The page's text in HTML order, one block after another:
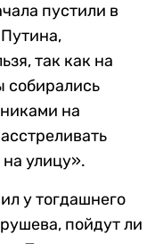
пустили в
так как на
собирались
на
улицу».
у тогдашнего
пойдут ли